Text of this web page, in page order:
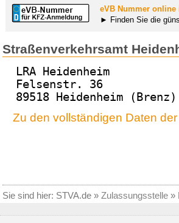
eVB Nummer online
► Finden Sie die
Straßenverkehrsamt
LRA Heidenheim
Felsenstr. 36
89518 Heidenheim (Brenz)
Zu den vollständigen Daten
Sie sind hier: STVA.de » Zulassungsstelle »